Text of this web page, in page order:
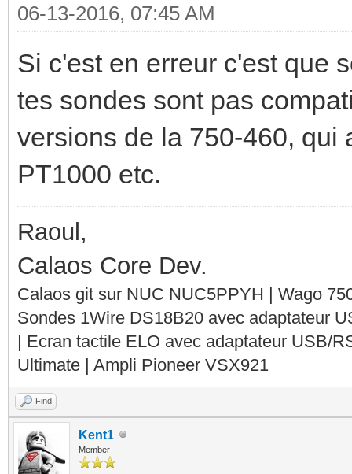
06-13-2016, 07:45 AM
Si c'est en erreur c'est que
tes sondes sont pas
versions de la 750-460, qui
PT1000 etc.
Raoul,
Calaos Core Dev.
Calaos git sur NUC NUC5PPYH | Wago
Sondes 1Wire DS18B20 avec adaptateur
| Ecran tactile ELO avec adaptateur USB/
Ultimate | Ampli Pioneer VSX921
Find
Kent1
Member